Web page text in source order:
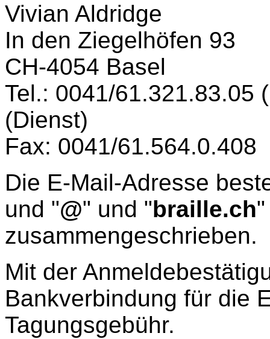
Vivian Aldridge
In den Ziegelhöfen 93
CH-4054 Basel
Tel.: 0041/61.321.83.05
(Dienst)
Fax: 0041/61.564.0.408
Die E-Mail-Adresse
und "@" und "braille.ch
zusammengeschrieben.
Mit der
Bankverbindung für die
Tagungsgebühr.